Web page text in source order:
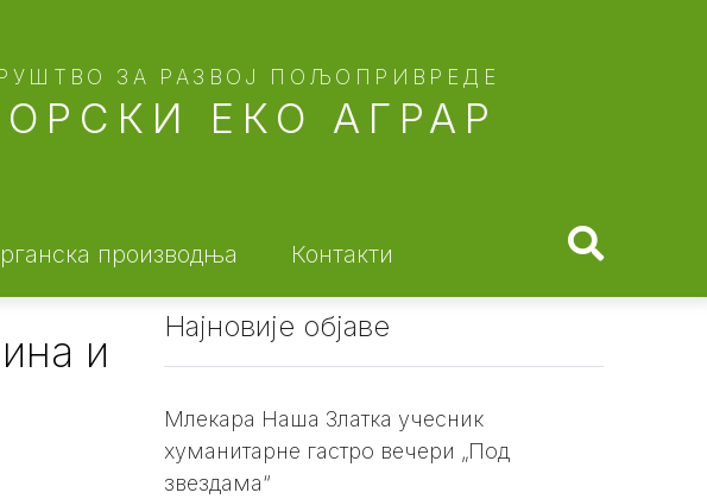
ЕКО АГРАР
ЗА РАЗВОЈ ПОЉОПРИВРЕДЕ
производња Контакти
и
Најновије објаве
Млекара Наша Златка учесник
хуманитарне гастро вечери „Под
звездама“